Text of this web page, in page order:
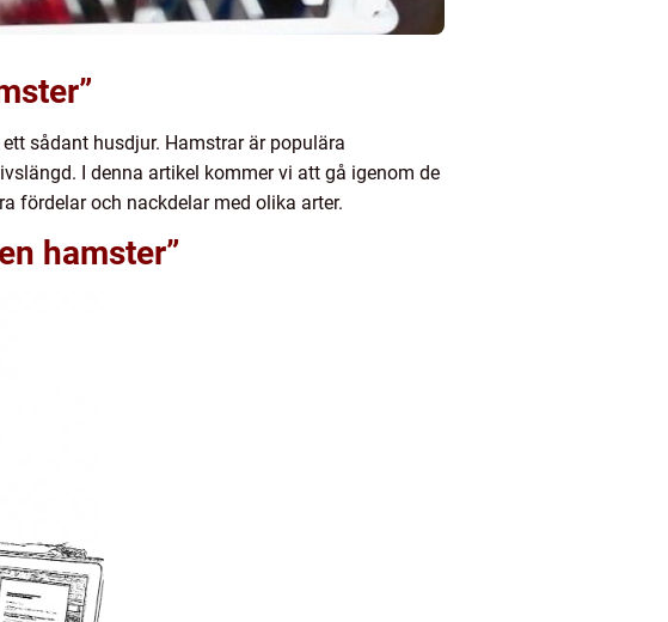
sådant husdjur. Hamstrar är populära
I denna artikel kommer vi att gå igenom de
fördelar och nackdelar med olika arter.
hamster”